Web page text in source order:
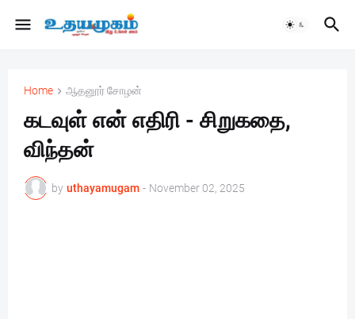
Home ஆதனூர் சோழன்
கடவுள் என் எதிரி - சிறுகதை,
விந்தன்
by uthayamugam - November 02, 2025